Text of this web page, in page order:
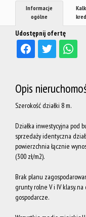
Udostępnij ofertę
Informacje
ogólne
Opis
Szerokość działki 8 m.
Działka inwestycyjna pod
sprzedaży identyczna
powierzchnia łącznie
(300 zł/m2).
Brak planu
grunty rolne V i IV klasy.
gospodarcze.